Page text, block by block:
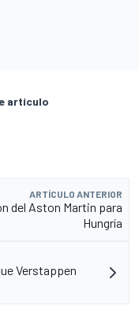
artículo
ARTÍCULO ANTERIOR
del Aston Martin para
Hungría
Verstappen